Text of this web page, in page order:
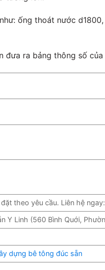
ống thoát nước
đưa ra bảng thông số
theo yêu cầu. Liên hệ
Y Linh (560 Bình Quới,
dựng bê tông đúc sẵn